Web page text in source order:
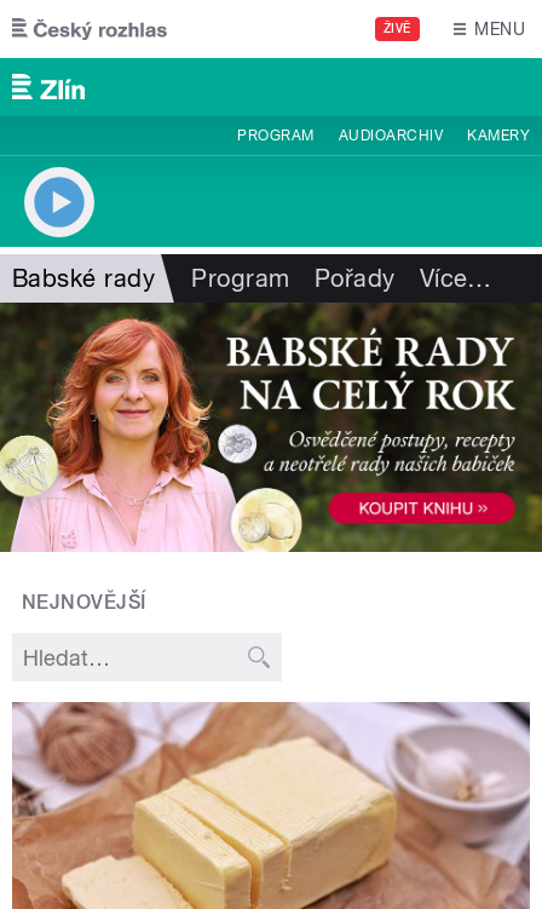
Přejít k hlavnímu obsahu
ŽIVĚ MENU
PROGRAM AUDIOARCHIV KAMERY
Babské rady Program Pořady Více…
NEJNOVĚJŠÍ